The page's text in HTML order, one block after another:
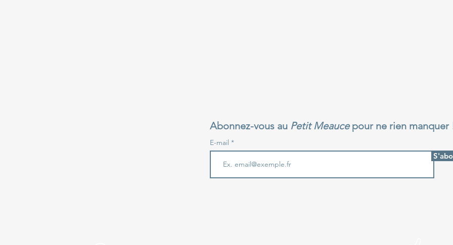
Abonnez-vous au Petit Meaucepour ne rien manquer
E-mail